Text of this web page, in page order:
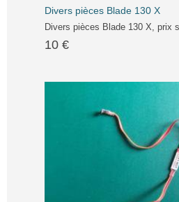
Divers pièces Blade 130 X
Divers pièces Blade 130 X, prix
10 €